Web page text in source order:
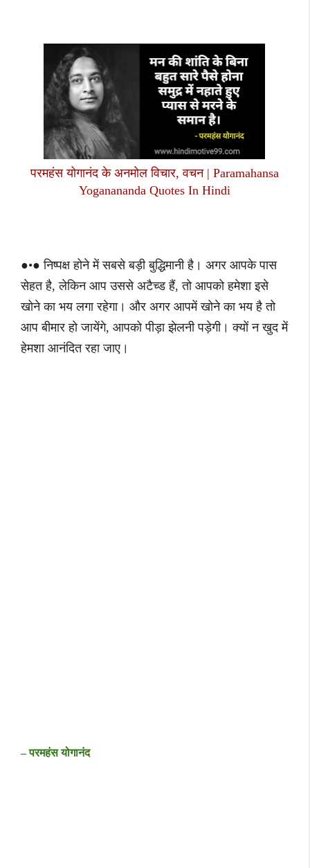
परमहंस योगानंद के अनमोल विचार, वचन | Paramahansa
Yoganananda Quotes In Hindi
●•● निष्पक्ष होने में सबसे बड़ी बुद्धिमानी है। अगर आपके पास
सेहत है, लेकिन आप उससे अटैच्ड हैं, तो आपको हमेशा इसे
खोने का भय लगा रहेगा। और अगर आपमें खोने का भय है तो
आप बीमार हो जायेंगे, आपको पीड़ा झेलनी पड़ेगी। क्यों न खुद में
हेमशा आनंदित रहा जाए।
– परमहंस योगानंद